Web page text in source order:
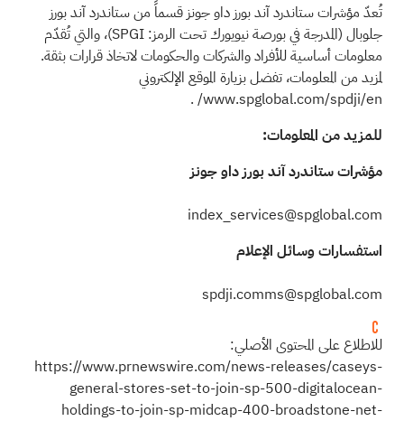
تُعدّ مؤشرات ستاندرد آند بورز داو جونز قسماً من ستاندرد آند بورز
جلوبال (المدرجة في بورصة نيويورك تحت الرمز: SPGI)، والتي تُقدّم
معلومات أساسية للأفراد والشركات والحكومات لاتخاذ قرارات بثقة.
لمزيد من المعلومات، تفضل بزيارة الموقع الإلكتروني
www.spglobal.com/spdji/en/
.
للمزيد من المعلومات:
مؤشرات ستاندرد آند بورز داو جونز
index_services@spglobal.com
استفسارات وسائل الإعلام
spdji.comms@spglobal.com
للاطلاع على المحتوى الأصلي:
https://www.prnewswire.com/news-releases/caseys-
general-stores-set-to-join-sp-500-digitalocean-
holdings-to-join-sp-midcap-400-broadstone-net-